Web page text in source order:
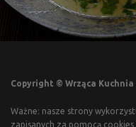
Copyright © Wrząca
Ważne: nasze strony
zapisanych za pomocą